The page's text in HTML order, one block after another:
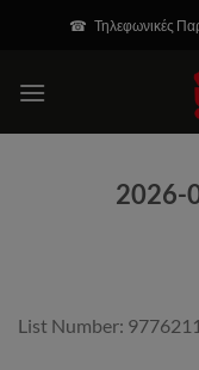
☎ Τηλεφωνικές
2026-
List Number: